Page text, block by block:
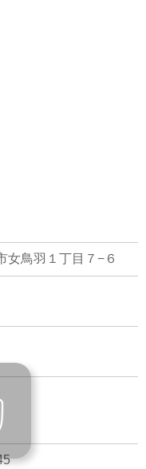
女鳥羽１丁目７−６